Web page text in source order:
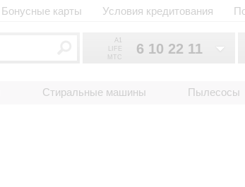
Бонусные карты Условия кредитования
A1
LIFE
MTC
6 10 22 11
Стиральные машины Пылесосы